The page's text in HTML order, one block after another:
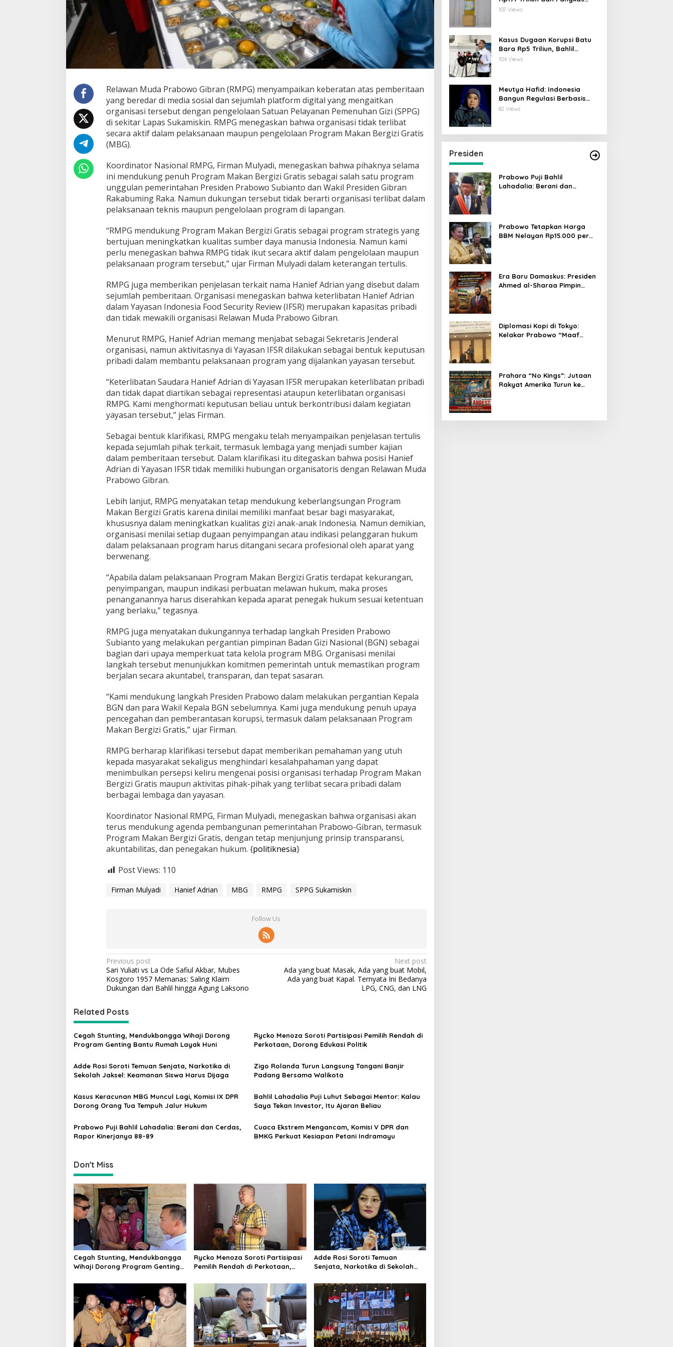
G
k
m
s
i
n
,
T
o
l
i
k
a
i
k
n
d
e
g
n
P
e
g
l
o
l
n
M
B
G
Relawan Muda Prabowo Gibran (RMPG) menyampaikan keberatan atas pemberitaan
yang beredar di media sosial dan sejumlah platform digital yang mengaitkan
organisasi tersebut dengan pengelolaan Satuan Pelayanan Pemenuhan Gizi (SPPG)
di sekitar Lapas Sukamiskin. RMPG menegaskan bahwa organisasi tidak terlibat
secara aktif dalam pelaksanaan maupun pengelolaan Program Makan Bergizi Gratis
(MBG).
Koordinator Nasional RMPG, Firman Mulyadi, menegaskan bahwa pihaknya selama
ini mendukung penuh Program Makan Bergizi Gratis sebagai salah satu program
unggulan pemerintahan Presiden Prabowo Subianto dan Wakil Presiden Gibran
Rakabuming Raka. Namun dukungan tersebut tidak berarti organisasi terlibat dalam
pelaksanaan teknis maupun pengelolaan program di lapangan.
“RMPG mendukung Program Makan Bergizi Gratis sebagai program strategis yang
bertujuan meningkatkan kualitas sumber daya manusia Indonesia. Namun kami
perlu menegaskan bahwa RMPG tidak ikut secara aktif dalam pengelolaan maupun
pelaksanaan program tersebut,” ujar Firman Mulyadi dalam keterangan tertulis.
RMPG juga memberikan penjelasan terkait nama Hanief Adrian yang disebut dalam
sejumlah pemberitaan. Organisasi menegaskan bahwa keterlibatan Hanief Adrian
dalam Yayasan Indonesia Food Security Review (IFSR) merupakan kapasitas pribadi
dan tidak mewakili organisasi Relawan Muda Prabowo Gibran.
Menurut RMPG, Hanief Adrian memang menjabat sebagai Sekretaris Jenderal
organisasi, namun aktivitasnya di Yayasan IFSR dilakukan sebagai bentuk keputusan
pribadi dalam membantu pelaksanaan program yang dijalankan yayasan tersebut.
“Keterlibatan Saudara Hanief Adrian di Yayasan IFSR merupakan keterlibatan pribadi
dan tidak dapat diartikan sebagai representasi ataupun keterlibatan organisasi
RMPG. Kami menghormati keputusan beliau untuk berkontribusi dalam kegiatan
yayasan tersebut,” jelas Firman.
Sebagai bentuk klarifikasi, RMPG mengaku telah menyampaikan penjelasan tertulis
kepada sejumlah pihak terkait, termasuk lembaga yang menjadi sumber kajian
dalam pemberitaan tersebut. Dalam klarifikasi itu ditegaskan bahwa posisi Hanief
Adrian di Yayasan IFSR tidak memiliki hubungan organisatoris dengan Relawan Muda
Prabowo Gibran.
Lebih lanjut, RMPG menyatakan tetap mendukung keberlangsungan Program
Makan Bergizi Gratis karena dinilai memiliki manfaat besar bagi masyarakat,
khususnya dalam meningkatkan kualitas gizi anak-anak Indonesia. Namun demikian,
organisasi menilai setiap dugaan penyimpangan atau indikasi pelanggaran hukum
dalam pelaksanaan program harus ditangani secara profesional oleh aparat yang
berwenang.
“Apabila dalam pelaksanaan Program Makan Bergizi Gratis terdapat kekurangan,
penyimpangan, maupun indikasi perbuatan melawan hukum, maka proses
penanganannya harus diserahkan kepada aparat penegak hukum sesuai ketentuan
yang berlaku,” tegasnya.
RMPG juga menyatakan dukungannya terhadap langkah Presiden Prabowo
Subianto yang melakukan pergantian pimpinan Badan Gizi Nasional (BGN) sebagai
bagian dari upaya memperkuat tata kelola program MBG. Organisasi menilai
langkah tersebut menunjukkan komitmen pemerintah untuk memastikan program
berjalan secara akuntabel, transparan, dan tepat sasaran.
“Kami mendukung langkah Presiden Prabowo dalam melakukan pergantian Kepala
BGN dan para Wakil Kepala BGN sebelumnya. Kami juga mendukung penuh upaya
pencegahan dan pemberantasan korupsi, termasuk dalam pelaksanaan Program
Makan Bergizi Gratis,” ujar Firman.
RMPG berharap klarifikasi tersebut dapat memberikan pemahaman yang utuh
kepada masyarakat sekaligus menghindari kesalahpahaman yang dapat
menimbulkan persepsi keliru mengenai posisi organisasi terhadap Program Makan
Bergizi Gratis maupun aktivitas pihak-pihak yang terlibat secara pribadi dalam
berbagai lembaga dan yayasan.
Koordinator Nasional RMPG, Firman Mulyadi, menegaskan bahwa organisasi akan
terus mendukung agenda pembangunan pemerintahan Prabowo-Gibran, termasuk
Program Makan Bergizi Gratis, dengan tetap menjunjung prinsip transparansi,
akuntabilitas, dan penegakan hukum. {politiknesia}
Post Views: 110
Firman Mulyadi Hanief Adrian MBG RMPG SPPG Sukamiskin
Follow Us
P
o
s
t
n
a
v
i
g
t
o
n
Previous post
Sari Yuliati vs La Ode Safiul Akbar, Mubes
Kosgoro 1957 Memanas: Saling Klaim
Dukungan dari Bahlil hingga Agung Laksono
Next post
Ada yang buat Masak, Ada yang buat Mobil,
Ada yang buat Kapal. Ternyata Ini Bedanya
LPG, CNG, dan LNG
Related Posts
Cegah Stunting, Mendukbangga Wihaji Dorong
Program Genting Bantu Rumah Layak Huni
Rycko Menoza Soroti Partisipasi Pemilih Rendah di
Perkotaan, Dorong Edukasi Politik
Adde Rosi Soroti Temuan Senjata, Narkotika di
Sekolah Jaksel: Keamanan Siswa Harus Dijaga
Zigo Rolanda Turun Langsung Tangani Banjir
Padang Bersama Walikota
Kasus Keracunan MBG Muncul Lagi, Komisi IX DPR
Dorong Orang Tua Tempuh Jalur Hukum
Bahlil Lahadalia Puji Luhut Sebagai Mentor: Kalau
Saya Tekan Investor, Itu Ajaran Beliau
Prabowo Puji Bahlil Lahadalia: Berani dan Cerdas,
Rapor Kinerjanya 88–89
Cuaca Ekstrem Mengancam, Komisi V DPR dan
BMKG Perkuat Kesiapan Petani Indramayu
Don't Miss
Cegah Stunting, Mendukbangga
Wihaji Dorong Program Genting
Rycko Menoza Soroti Partisipasi
Pemilih Rendah di Perkotaan,
Adde Rosi Soroti Temuan
Senjata, Narkotika di Sekolah
Dijaga
Emisi 44 Juta Ton CO₂
107 Views
Kasus Dugaan Korupsi Batu
Bara Rp5 Triliun, Bahlil
Lahadalia: ESDM Siap Berikan
104 Views
Meutya Hafid: Indonesia
Bangun Regulasi Berbasis
Risiko untuk Lindungi Anak di
82 Views
Presiden
Prabowo Puji Bahlil
Lahadalia: Berani dan
Prabowo Tetapkan Harga
BBM Nelayan Rp15.000 per
Era Baru Damaskus: Presiden
Ahmed al-Sharaa Pimpin
Diplomasi Kopi di Tokyo:
Kelakar Prabowo “Maaf
Prahara “No Kings”: Jutaan
Rakyat Amerika Turun ke